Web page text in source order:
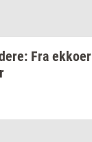
Fra ek­ko­er